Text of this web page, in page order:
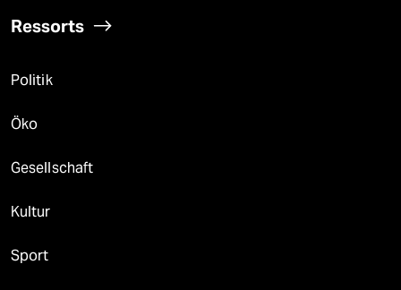
Ressorts
Politik
Öko
Gesellschaft
Kultur
Sport